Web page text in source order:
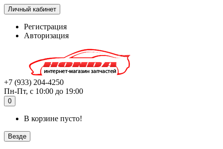
Личный кабинет
Регистрация
Авторизация
+7 (933) 204-4250
Пн-Пт, с 10:00 до 19:00
0
В корзине пусто!
Везде